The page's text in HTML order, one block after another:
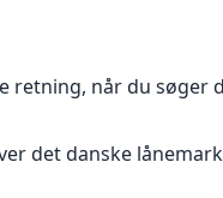
retning, når du søger
det danske